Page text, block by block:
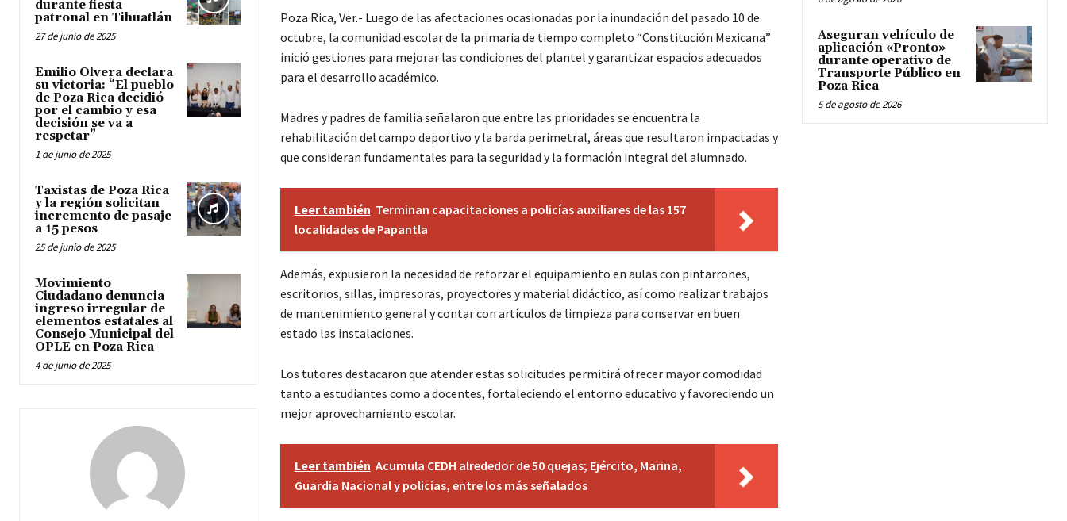
durante fiesta
patronal en Tihuatlán
27 de junio de 2025
Emilio Olvera declara
su victoria: “El pueblo
de Poza Rica decidió
por el cambio y esa
decisión se va a
respetar”
1 de junio de 2025
Taxistas de Poza Rica
y la región solicitan
incremento de pasaje
a 15 pesos
25 de junio de 2025
Movimiento
Ciudadano denuncia
ingreso irregular de
elementos estatales al
Consejo Municipal del
OPLE en Poza Rica
4 de junio de 2025
Poza Rica, Ver.- Luego de las afectaciones ocasionadas por la inundación del pasado 10 de
octubre, la comunidad escolar de la primaria de tiempo completo “Constitución Mexicana”
inició gestiones para mejorar las condiciones del plantel y garantizar espacios adecuados
para el desarrollo académico.
Madres y padres de familia señalaron que entre las prioridades se encuentra la
rehabilitación del campo deportivo y la barda perimetral, áreas que resultaron impactadas y
que consideran fundamentales para la seguridad y la formación integral del alumnado.
Leer también Terminan capacitaciones a policías auxiliares de las 157
localidades de Papantla
Además, expusieron la necesidad de reforzar el equipamiento en aulas con pintarrones,
escritorios, sillas, impresoras, proyectores y material didáctico, así como realizar trabajos
de mantenimiento general y contar con artículos de limpieza para conservar en buen
estado las instalaciones.
Los tutores destacaron que atender estas solicitudes permitirá ofrecer mayor comodidad
tanto a estudiantes como a docentes, fortaleciendo el entorno educativo y favoreciendo un
mejor aprovechamiento escolar.
Leer también Acumula CEDH alrededor de 50 quejas; Ejército, Marina,
Guardia Nacional y policías, entre los más señalados
Aseguran vehículo de
aplicación «Pronto»
durante operativo de
Transporte Público en
Poza Rica
5 de agosto de 2026